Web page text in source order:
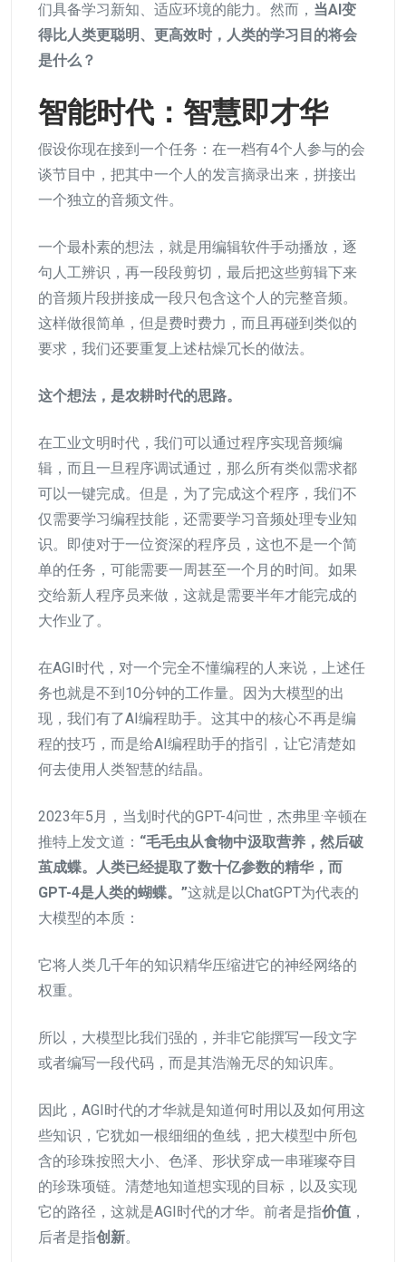
们具备学习新知、适应环境的能力。然而， 当AI变
得比人类更聪明、更高效时，人类的学习目的将会
是什么？
智能时代：智慧即才华
假设你现在接到一个任务：在一档有4个人参与的会
谈节目中，把其中一个人的发言摘录出来，拼接出
一个独立的音频文件。
一个最朴素的想法，就是用编辑软件手动播放，逐
句人工辨识，再一段段剪切，最后把这些剪辑下来
的音频片段拼接成一段只包含这个人的完整音频。
这样做很简单，但是费时费力，而且再碰到类似的
要求，我们还要重复上述枯燥冗长的做法。
这个想法，是农耕时代的思路。
在工业文明时代，我们可以通过程序实现音频编
辑，而且一旦程序调试通过，那么所有类似需求都
可以一键完成。但是，为了完成这个程序，我们不
仅需要学习编程技能，还需要学习音频处理专业知
识。即使对于一位资深的程序员，这也不是一个简
单的任务，可能需要一周甚至一个月的时间。如果
交给新人程序员来做，这就是需要半年才能完成的
大作业了。
在AGI时代，对一个完全不懂编程的人来说，上述任
务也就是不到10分钟的工作量。因为大模型的出
现，我们有了AI编程助手。这其中的核心不再是编
程的技巧，而是给AI编程助手的指引，让它清楚如
何去使用人类智慧的结晶。
2023年5月，当划时代的GPT-4问世，杰弗里·辛顿在
推特上发文道： “毛毛虫从食物中汲取营养，然后破
茧成蝶。人类已经提取了数十亿参数的精华，而
GPT-4是人类的蝴蝶。”这就是以ChatGPT为代表的
大模型的本质：
它将人类几千年的知识精华压缩进它的神经网络的
权重。
所以，大模型比我们强的，并非它能撰写一段文字
或者编写一段代码，而是其浩瀚无尽的知识库。
因此，AGI时代的才华就是知道何时用以及如何用这
些知识，它犹如一根细细的鱼线，把大模型中所包
含的珍珠按照大小、色泽、形状穿成一串璀璨夺目
的珍珠项链。清楚地知道想实现的目标，以及实现
它的路径，这就是AGI时代的才华。前者是指价值 ，
后者是指创新。